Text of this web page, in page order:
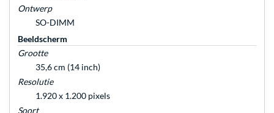
Ontwerp
SO-DIMM
Beeldscherm
Grootte
35,6 cm (14 inch)
Resolutie
1.920 x 1.200 pixels
Soort